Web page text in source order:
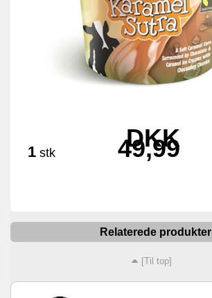
1 stk
DKK
49,99
Relaterede produkter
[Til top]